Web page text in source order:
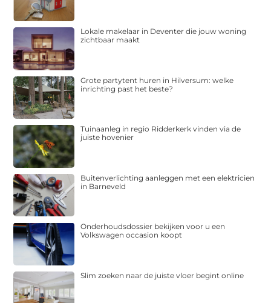
Lokale makelaar in Deventer die jouw woning
zichtbaar maakt
Grote partytent huren in Hilversum: welke
inrichting past het beste?
Tuinaanleg in regio Ridderkerk vinden via de
juiste hovenier
Buitenverlichting aanleggen met een elektricien
in Barneveld
Onderhoudsdossier bekijken voor u een
Volkswagen occasion koopt
Slim zoeken naar de juiste vloer begint online